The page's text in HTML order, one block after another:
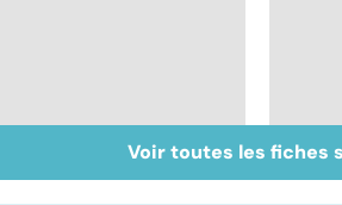
Mélanome : le plus
redouté des cancers
Voir toutes les fiches